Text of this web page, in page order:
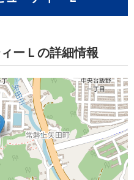
ーＬの詳細情報